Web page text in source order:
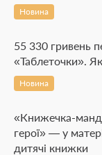
Новина
55 330 гривень
«Таблеточки».
Новина
«Книжечка-
герої» — у
дитячі книжки